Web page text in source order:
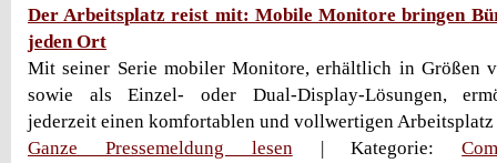
Der Arbeitsplatz reist mit: Mobile Monitore bringen
jeden Ort
Mit seiner Serie mobiler Monitore, erhältlich in Größen
sowie als Einzel- oder Dual-Display-Lösungen,
jederzeit einen komfortablen und vollwertigen Arbeitsplatz
Ganze Pressemeldung lesen| Kategorie: